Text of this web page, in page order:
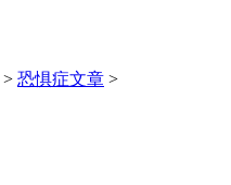
> 恐惧症文章 >